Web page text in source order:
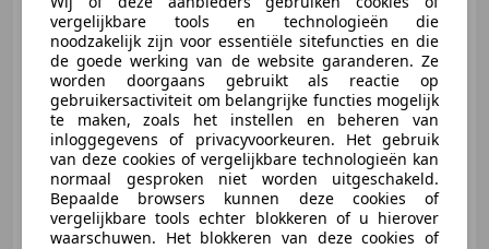
€ 6.399
Excl. BTW
06/2019 224.317 km Diesel 75 kW (102 PK)
Arvlad Cars
NL-3646 AK WAVERVEEN
vergelijkbare tools en technologieën die
noodzakelijk zijn voor essentiële sitefuncties en die
de goede werking van de website garanderen. Ze
worden doorgaans gebruikt als reactie op
gebruikersactiviteit om belangrijke functies mogelijk
te maken, zoals het instellen en beheren van
inloggegevens of privacyvoorkeuren. Het gebruik
van deze cookies of vergelijkbare technologieën kan
normaal gesproken niet worden uitgeschakeld.
Bepaalde browsers kunnen deze cookies of
vergelijkbare tools echter blokkeren of u hierover
waarschuwen. Het blokkeren van deze cookies of